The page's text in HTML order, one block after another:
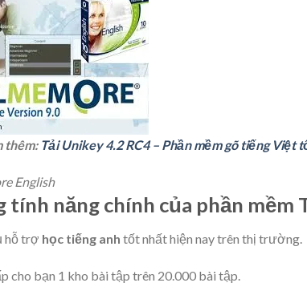
thêm: Tải Unikey 4.2 RC4 – Phần mềm gõ tiếng Việt
English
tính năng chính của phần mềm
hỗ trợ học tiếng anh tốt nhất hiện nay trên thị trường.
cho bạn 1 kho bài tập trên 20.000 bài tập.